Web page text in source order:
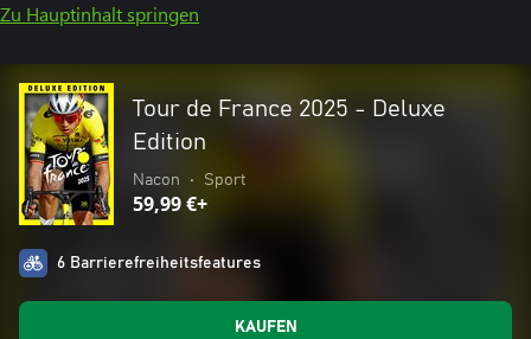
Zu Hauptinhalt springen
Tour de France 2025 - Deluxe
Edition
Nacon • Sport
59,99 €+
6 Barrierefreiheitsfeatures
KAUFEN